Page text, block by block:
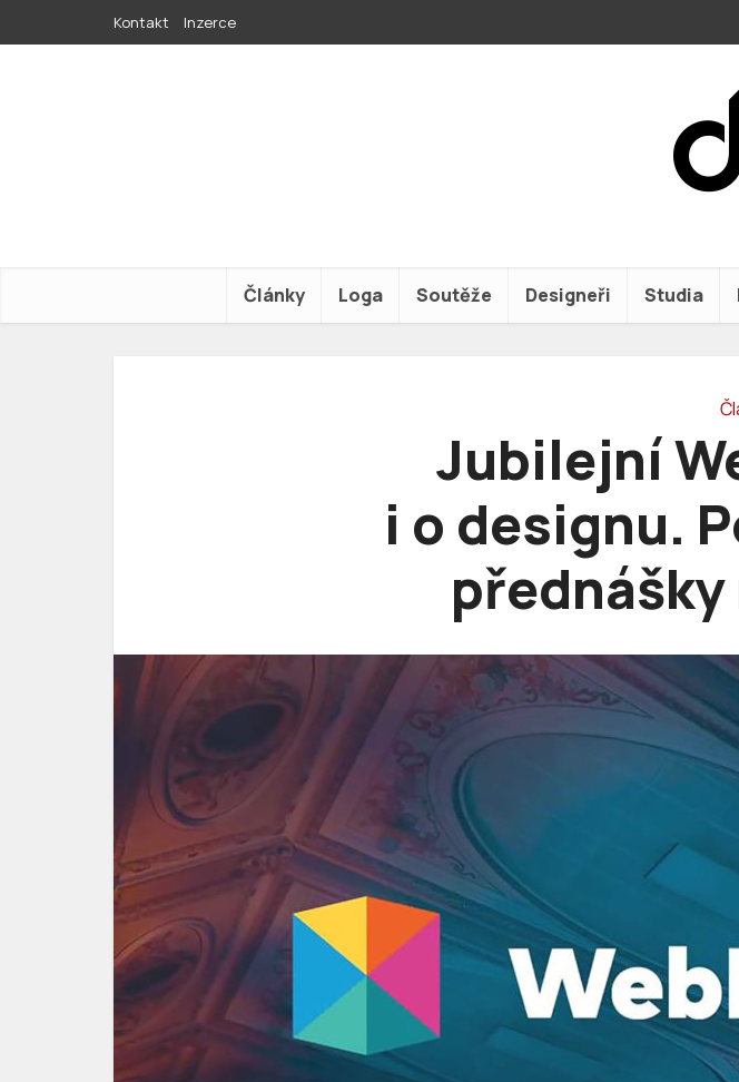
Kontakt Inzerce
Články Loga Soutěže Designeři Studia
Jubilejní
i o designu.